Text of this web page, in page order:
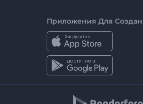
Приложения Для